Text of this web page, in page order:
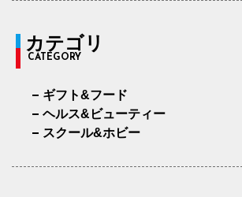
カテゴリ
CATEGORY
ギフト&フード
ヘルス&ビューティー
スクール&ホビー